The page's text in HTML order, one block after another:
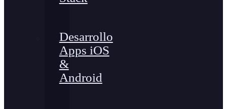
Desarrollo
Apps iOS
&
Android